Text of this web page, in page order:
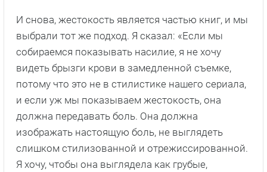
между ними возникает духовная связь. Мы
провели время с режиссером и актерами,
разговаривали об этом и решили: «Послушайте,
давайте постараемся обойтись без
преувеличений. Давайте постараемся создать
нечто настоящее и отличное от экранного
секса». Мы хотели показать человеческую
чувственность и то, как складываются
настоящие отношения.